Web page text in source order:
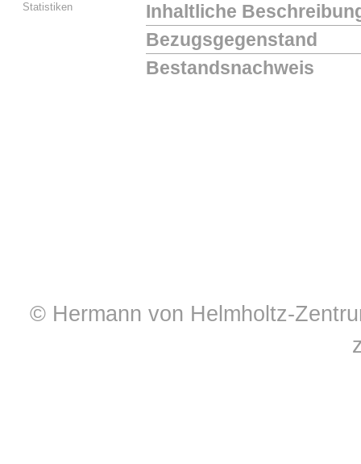
Statistiken
Inhaltliche
Bezugsgegenstand
Bestandsnachweis
© Hermann von Helmholtz-